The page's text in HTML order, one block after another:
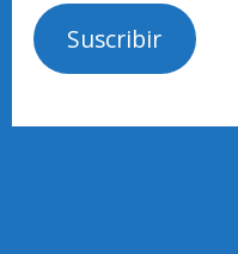
Suscribir